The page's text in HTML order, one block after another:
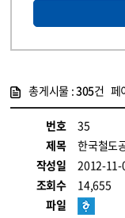
총게시물 :305건 페
번호
35
제목
한국철도
작성일
2012-11-
조회수
14,655
파일